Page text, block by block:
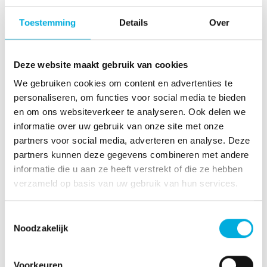
Toestemming Details Over
Deze website maakt gebruik van cookies
We gebruiken cookies om content en advertenties te
personaliseren, om functies voor social media te bieden
en om ons websiteverkeer te analyseren. Ook delen we
informatie over uw gebruik van onze site met onze
partners voor social media, adverteren en analyse. Deze
partners kunnen deze gegevens combineren met andere
informatie die u aan ze heeft verstrekt of die ze hebben
verzameld op basis van uw gebruik van hun services.
Noodzakelijk
Voorkeuren
snelle prototyping
en levering.
productie tot
assemblage en